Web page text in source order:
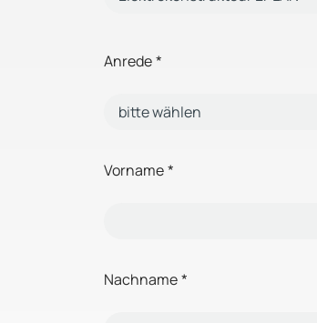
Anrede*
Vorname*
Nachname*